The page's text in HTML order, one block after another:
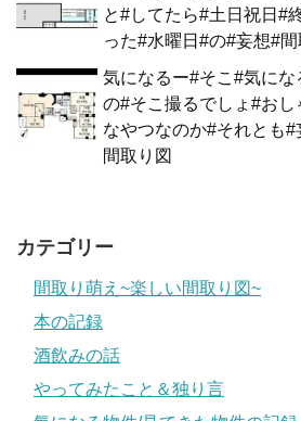
と#してたら#土日祝日#
った#水曜日#の#妄想#間
気になるー#そこ#気に
の#そこ撮るでしょ#お
なやつなのか#それとも
間取り図
カテゴリー
間取り萌え~楽しい間取り図~
本の記録
酒飲みの話
やってみたこと＆独り言